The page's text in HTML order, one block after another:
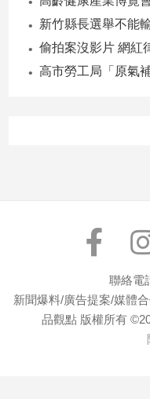
康/
感
技/
聯絡電
新聞爆料/廣告提案/媒體
品觀點 版權所有